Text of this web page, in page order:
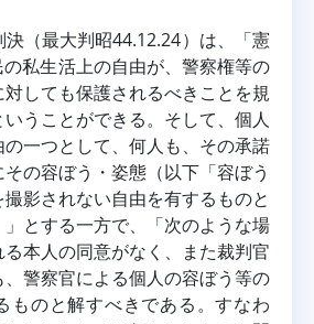
（最大判昭44.12.24）は、「憲
私生活上の自由が、警察権等の
しても保護されるべきことを規
うことができる。そして、個人
一つとして、何人も、その承諾
の容ぼう・姿態（以下「容ぼう
影されない自由を有するものと
とする一方で、「次のような場
本人の同意がなく、また裁判官
警察官による個人の容ぼう等の
ものと解すべきである。すなわ